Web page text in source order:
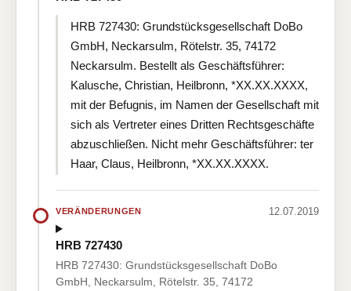
HRB 727430: Grundstücksgesellschaft DoBo
GmbH, Neckarsulm, Rötelstr. 35, 74172
Neckarsulm. Bestellt als Geschäftsführer:
Kalusche, Christian, Heilbronn, *XX.XX.XXXX,
mit der Befugnis, im Namen der Gesellschaft mit
sich als Vertreter eines Dritten Rechtsgeschäfte
abzuschließen. Nicht mehr Geschäftsführer: ter
Haar, Claus, Heilbronn, *XX.XX.XXXX.
VERÄNDERUNGEN 12.07.2019
HRB 727430
HRB 727430: Grundstücksgesellschaft DoBo
GmbH, Neckarsulm, Rötelstr. 35, 74172